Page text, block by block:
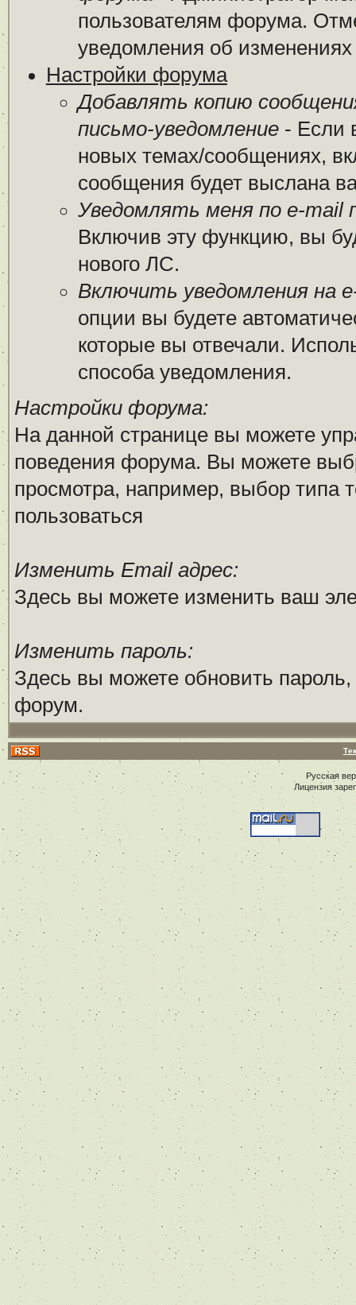
пользователям форума.
уведомления об
Настройки форума
Добавлять копию
письмо-уведомление- Если
новых темах/сообщениях,
сообщения будет выслана
Уведомлять меня по e-mail
Включив эту функцию, вы
нового ЛС.
Включить уведомления на
опции вы будете
которые вы отвечали.
способа уведомления.
Настройки форума:
На данной странице вы можете
поведения форума. Вы можете
просмотра, например, выбор типа
пользоваться
Изменить Email адрес:
Здесь вы можете изменить ваш
Изменить пароль:
Здесь вы можете обновить
форум.
Русская
Лицензия